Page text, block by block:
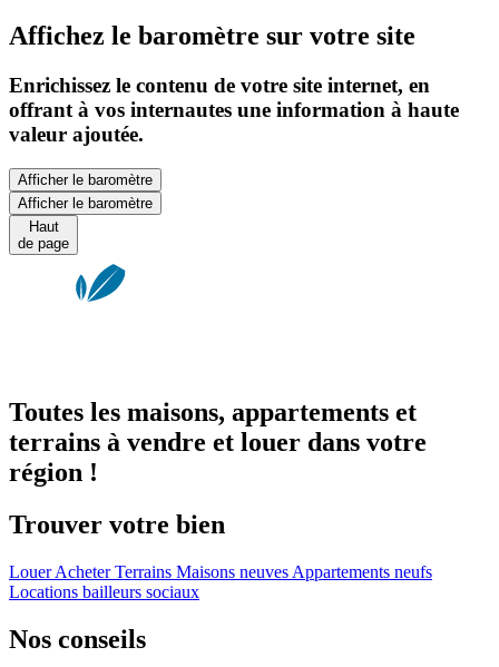
Affichez le baromètre sur votre site
Enrichissez le contenu de votre site internet, en
offrant à vos internautes une information à haute
valeur ajoutée.
Afficher le baromètre
Afficher le baromètre
Haut
de page
Toutes les maisons, appartements et
terrains à vendre et louer dans votre
région !
Trouver votre bien
LouerAcheterTerrains Maisons neuves Appartements neufs
Locations bailleurs sociaux
Nos conseils